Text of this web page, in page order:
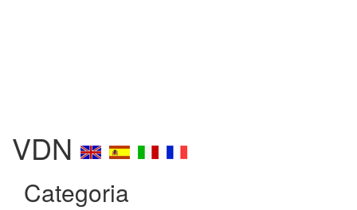
VDN
Categoria